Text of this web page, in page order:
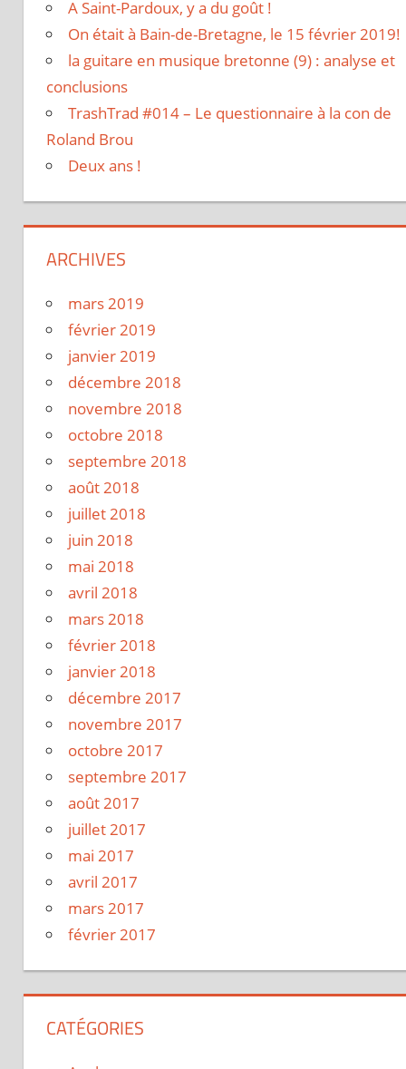
A Saint-Pardoux, y a du goût !
On était à Bain-de-Bretagne, le 15 février 2019!
la guitare en musique bretonne (9) : analyse et
conclusions
TrashTrad #014 – Le questionnaire à la con de
Roland Brou
Deux ans !
ARCHIVES
mars 2019
février 2019
janvier 2019
décembre 2018
novembre 2018
octobre 2018
septembre 2018
août 2018
juillet 2018
juin 2018
mai 2018
avril 2018
mars 2018
février 2018
janvier 2018
décembre 2017
novembre 2017
octobre 2017
septembre 2017
août 2017
juillet 2017
mai 2017
avril 2017
mars 2017
février 2017
CATÉGORIES